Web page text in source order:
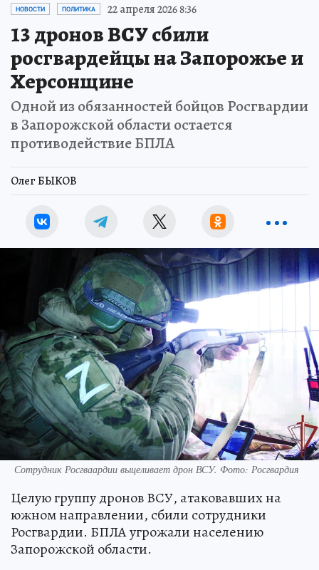
НОВОСТИ ПОЛИТИКА 22 апреля 2026 8:36
13 дронов ВСУ сбили
росгвардейцы на Запорожье и
Херсонщине
Одной из обязанностей бойцов Росгвардии
в Запорожской области остается
противодействие БПЛА
Олег БЫКОВ
Сотрудник Росгваардии выцеливает дрон ВСУ. Фото: Росгвардия
Целую группу дронов ВСУ, атаковавших на
южном направлении, сбили сотрудники
Росгвардии. БПЛА угрожали населению
Запорожской области.